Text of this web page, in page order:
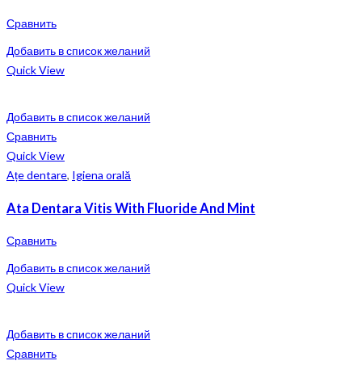
Сравнить
Добавить в список желаний
Quick View
Добавить в список желаний
Сравнить
Quick View
Ațe dentare, Igiena orală
Ata Dentara Vitis With Fluoride And Mint
Сравнить
Добавить в список желаний
Quick View
Добавить в список желаний
Сравнить